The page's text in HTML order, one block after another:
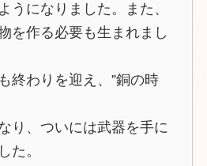
うになりました。また、
を作る必要も生まれまし
終わりを迎え、”銅の時
り、ついには武器を手に
た。